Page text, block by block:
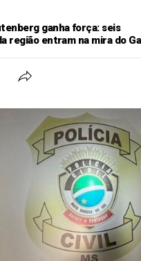
ganha força: seis
região entram na mira do